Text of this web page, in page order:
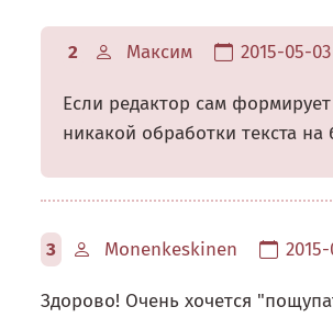
2 Максим 2015-05-03
Если редактор сам
никакой обработки текста на
3 Monenkeskinen
Здорово! Очень хочется